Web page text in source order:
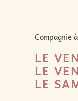
Compagnie
LE
LE
LE